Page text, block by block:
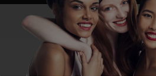
Vous n’êtes pas un
Visitez notre site pour les